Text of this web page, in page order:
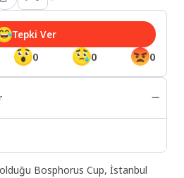
0 0 0
Tepki Ver
Bosphorus Cup, İstanbul